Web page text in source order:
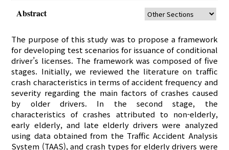
Abstract
The purpose of this study was to propose a framework
for developing test scenarios for issuance of conditional
driver’s licenses. The framework was composed of five
stages. Initially, we reviewed the literature on traffic
crash characteristics in terms of accident frequency and
severity regarding the main factors of crashes caused
by older drivers. In the second stage, the
characteristics of crashes attributed to non-elderly,
early elderly, and late elderly drivers were analyzed
using data obtained from the Traffic Accident Analysis
System (TAAS), and crash types for elderly drivers were